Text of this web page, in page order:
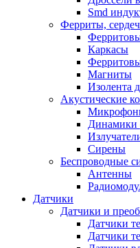
Smd
Ферриты,
Каркасы
Магниты
Изолента
Акустические
Динамики
Сирены
Беспроводные
Антенны
Датчики
Датчики и
Датчики
Датчики